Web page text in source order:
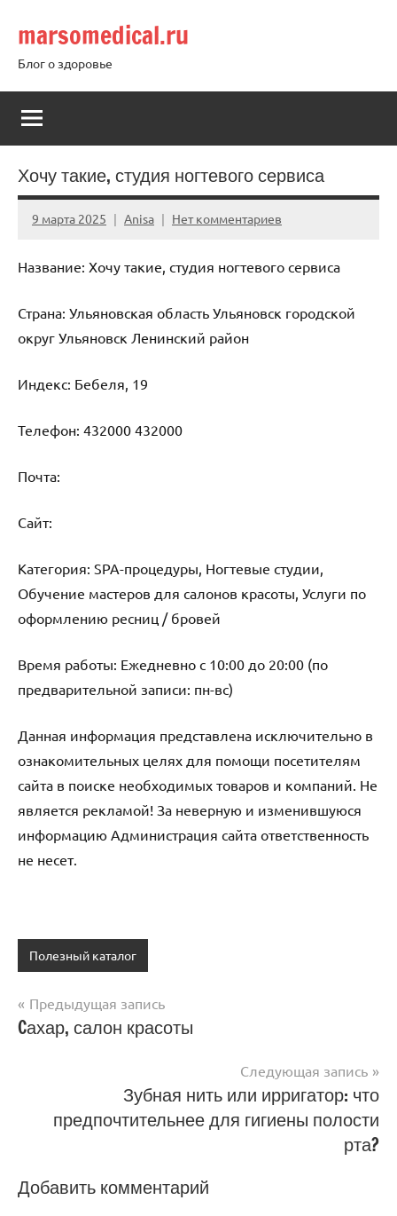
содержимому
marsomedical.ru
Блог о здоровье
Хочу такие, студия ногтевого сервиса
9 марта 2025 Anisa Нет комментариев
Название: Хочу такие, студия ногтевого сервиса
Страна: Ульяновская область Ульяновск городской
округ Ульяновск Ленинский район
Индекс: Бебеля, 19
Телефон: 432000 432000
Почта:
Cайт:
Категория: SPA-процедуры, Ногтевые студии,
Обучение мастеров для салонов красоты, Услуги по
оформлению ресниц / бровей
Время работы: Ежедневно с 10:00 до 20:00 (по
предварительной записи: пн-вс)
Данная информация представлена исключительно в
ознакомительных целях для помощи посетителям
сайта в поиске необходимых товаров и компаний. Не
является рекламой! За неверную и изменившуюся
информацию Администрация сайта ответственность
не несет.
Полезный каталог
Навигация
Предыдущая запись
Cахар, салон красоты
Следующая запись
Зубная нить или ирригатор: что
предпочтительнее для гигиены полости
рта?
Добавить комментарий